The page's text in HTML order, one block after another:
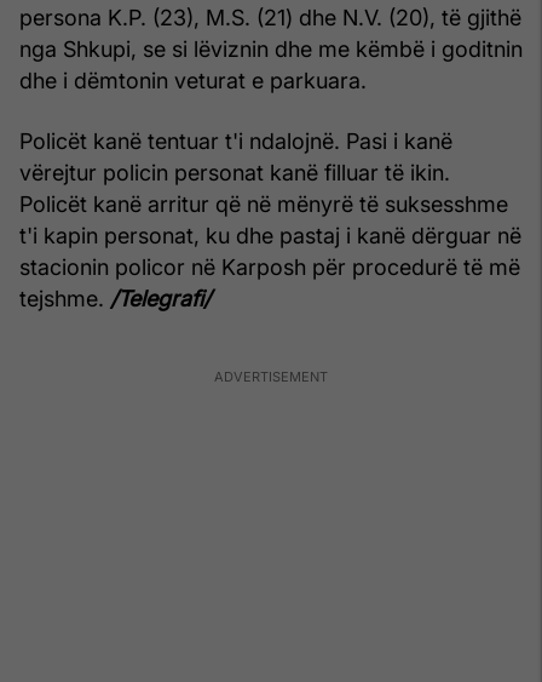
persona K.P. (23), M.S. (21) dhe N.V. (20), të gjithë
nga Shkupi, se si lëviznin dhe me këmbë i goditnin
dhe i dëmtonin veturat e parkuara.
Policët kanë tentuar t'i ndalojnë. Pasi i kanë
vërejtur policin personat kanë filluar të ikin.
Policët kanë arritur që në mënyrë të suksesshme
t'i kapin personat, ku dhe pastaj i kanë dërguar në
stacionin policor në Karposh për procedurë të më
tejshme. /Telegrafi/